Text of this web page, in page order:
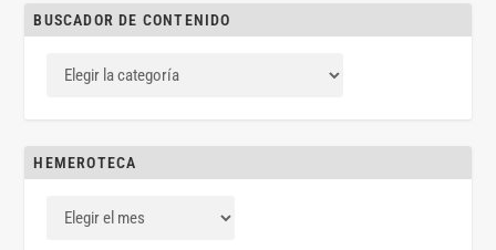
BUSCADOR DE CONTENIDO
HEMEROTECA